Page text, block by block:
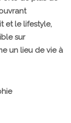
et le lifestyle,
sur
un lieu de vie à